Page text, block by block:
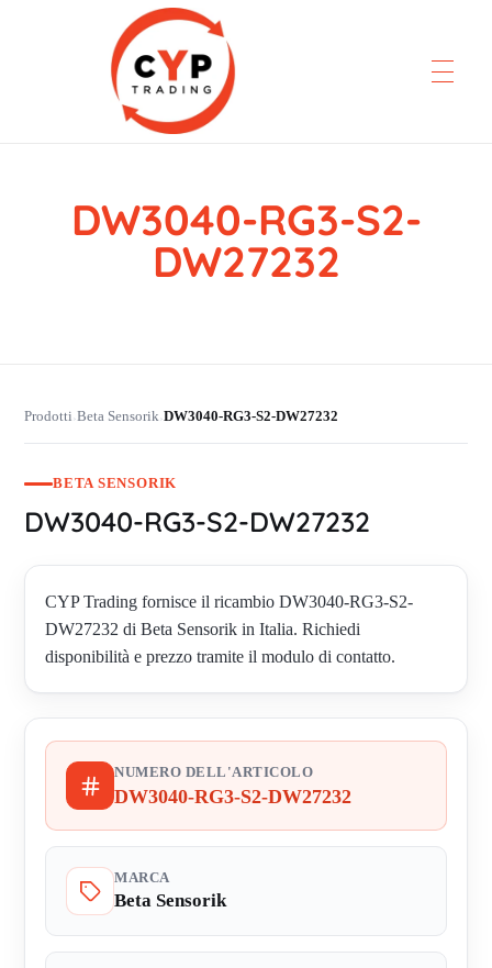
CYP Trading
Professionelle Ersatzteilbeschaffung
DW3040-RG3-S2-
DW27232
Prodotti›Beta Sensorik›DW3040-RG3-S2-DW27232
BETA SENSORIK
DW3040-RG3-S2-DW27232
CYP Trading fornisce il ricambio DW3040-RG3-S2-
DW27232 di Beta Sensorik in Italia. Richiedi
disponibilità e prezzo tramite il modulo di contatto.
NUMERO DELL'ARTICOLO
DW3040-RG3-S2-DW27232
MARCA
Beta Sensorik